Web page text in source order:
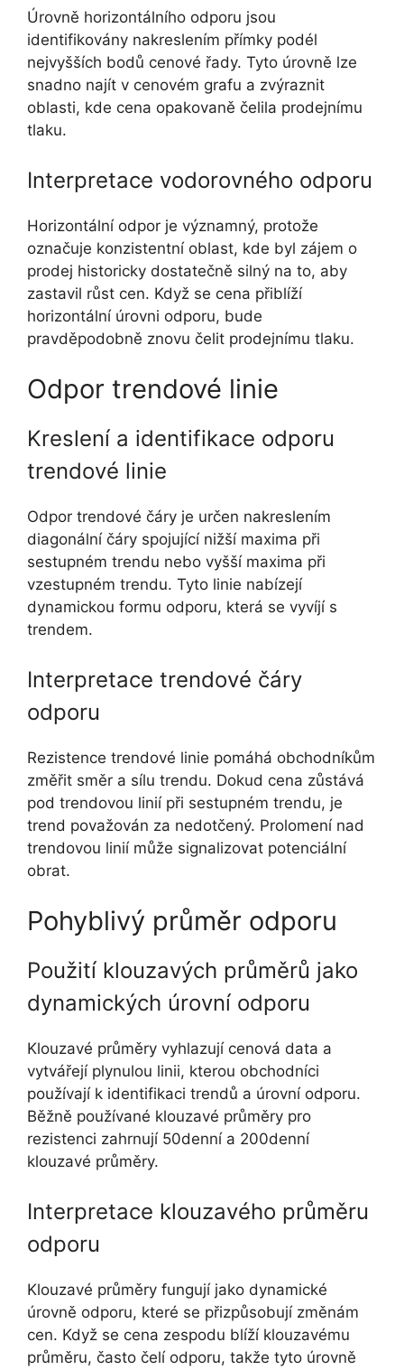
Úrovně horizontálního odporu jsou
identifikovány nakreslením přímky podél
nejvyšších bodů cenové řady. Tyto úrovně lze
snadno najít v cenovém grafu a zvýraznit
oblasti, kde cena opakovaně čelila prodejnímu
tlaku.
Interpretace vodorovného odporu
Horizontální odpor je významný, protože
označuje konzistentní oblast, kde byl zájem o
prodej historicky dostatečně silný na to, aby
zastavil růst cen. Když se cena přiblíží
horizontální úrovni odporu, bude
pravděpodobně znovu čelit prodejnímu tlaku.
Odpor trendové linie
Kreslení a identifikace odporu
trendové linie
Odpor trendové čáry je určen nakreslením
diagonální čáry spojující nižší maxima při
sestupném trendu nebo vyšší maxima při
vzestupném trendu. Tyto linie nabízejí
dynamickou formu odporu, která se vyvíjí s
trendem.
Interpretace trendové čáry
odporu
Rezistence trendové linie pomáhá obchodníkům
změřit směr a sílu trendu. Dokud cena zůstává
pod trendovou linií při sestupném trendu, je
trend považován za nedotčený. Prolomení nad
trendovou linií může signalizovat potenciální
obrat.
Pohyblivý průměr odporu
Použití klouzavých průměrů jako
dynamických úrovní odporu
Klouzavé průměry vyhlazují cenová data a
vytvářejí plynulou linii, kterou obchodníci
používají k identifikaci trendů a úrovní odporu.
Běžně používané klouzavé průměry pro
rezistenci zahrnují 50denní a 200denní
klouzavé průměry.
Interpretace klouzavého průměru
odporu
Klouzavé průměry fungují jako dynamické
úrovně odporu, které se přizpůsobují změnám
cen. Když se cena zespodu blíží klouzavému
průměru, často čelí odporu, takže tyto úrovně